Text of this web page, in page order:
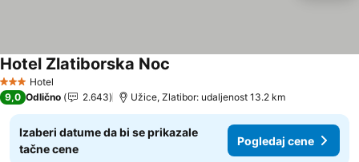
3 Zvezdice
Hotel
Hotel Zlatiborska Noc
9,0 Odlično 2.643 Užice, Zlatibor: udaljenost 13.2 km
Izaberi datume da bi se prikazale
tačne cene
Pogledaj cene